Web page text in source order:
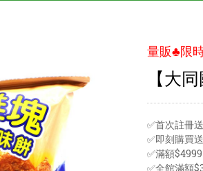
量販♣限
【大
✅首次註冊
✅即刻購買
✅滿額
✅全館滿額